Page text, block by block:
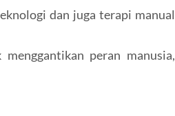
dan juga terapi manual
peran manusia,